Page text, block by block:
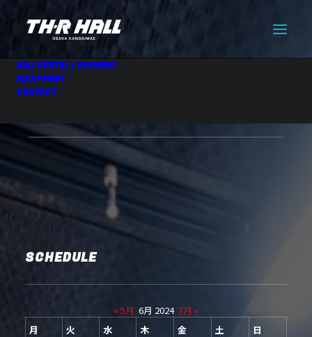
HALL RENTAL / BOOKING
EQUIPMENT
CONTACT
SCHEDULE
« 5月 6月 2024 7月 »
月
火 水 木 金 土
日